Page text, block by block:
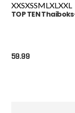
XXSXSSMLXLXXL
TOP TEN
59.99